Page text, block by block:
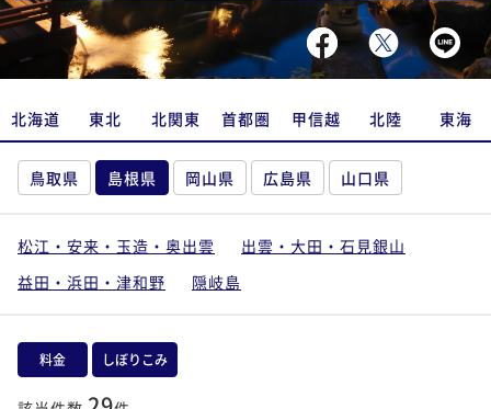
北海道 東北 北関東 首都圏 甲信越 北陸 東海
鳥取県 島根県 岡山県 広島県 山口県
松江・安来・玉造・奥出雲
出雲・大田・石見銀山
益田・浜田・津和野
隠岐島
料金 しぼりこみ